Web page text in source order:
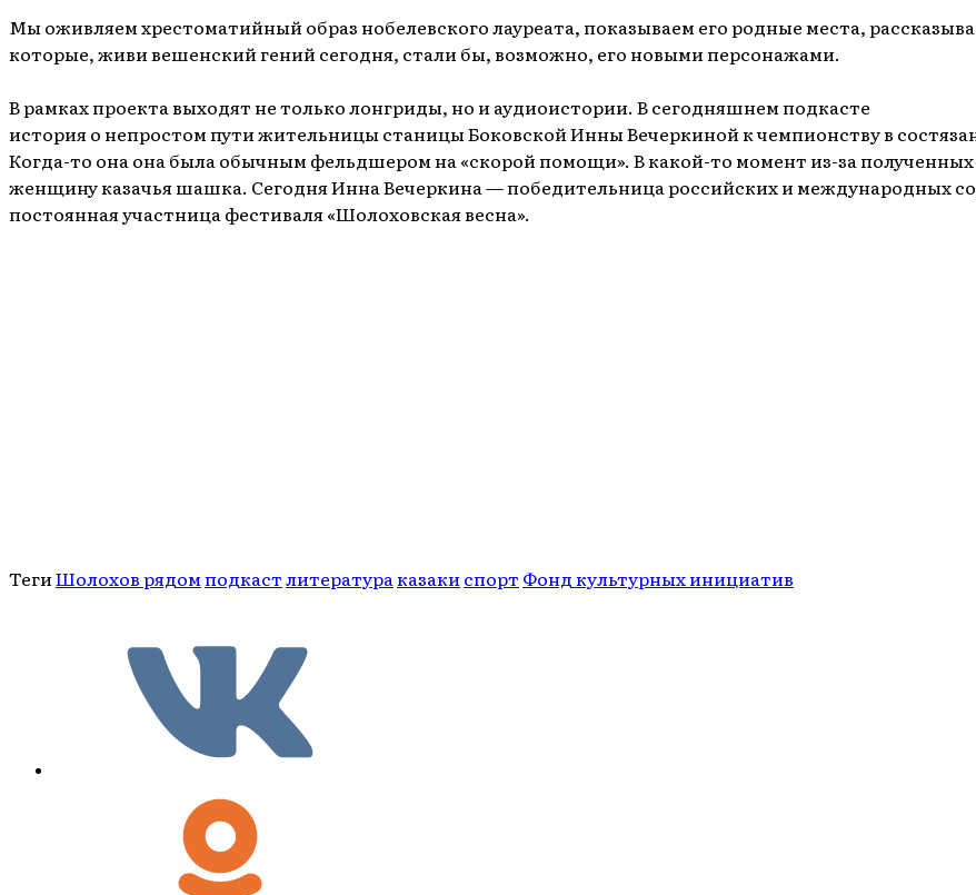
Мы оживляем хрестоматийный образ нобелевского лауреата, показываем его родные места,
которые, живи вешенский гений сегодня, стали бы, возможно, его новыми персонажами.
В рамках проекта выходят не только лонгриды, но и аудиоистории. В сегодняшнем подкасте
история о непростом пути жительницы станицы Боковской Инны Вечеркиной к чемпионству в
Когда-то она она была обычным фельдшером на «скорой помощи». В какой-то момент из-за
женщину казачья шашка. Сегодня Инна Вечеркина — победительница российских и международных
постоянная участница фестиваля «Шолоховская весна».
ТегиШолохов рядомподкастлитератураказакиспорт Фонд культурных инициатив